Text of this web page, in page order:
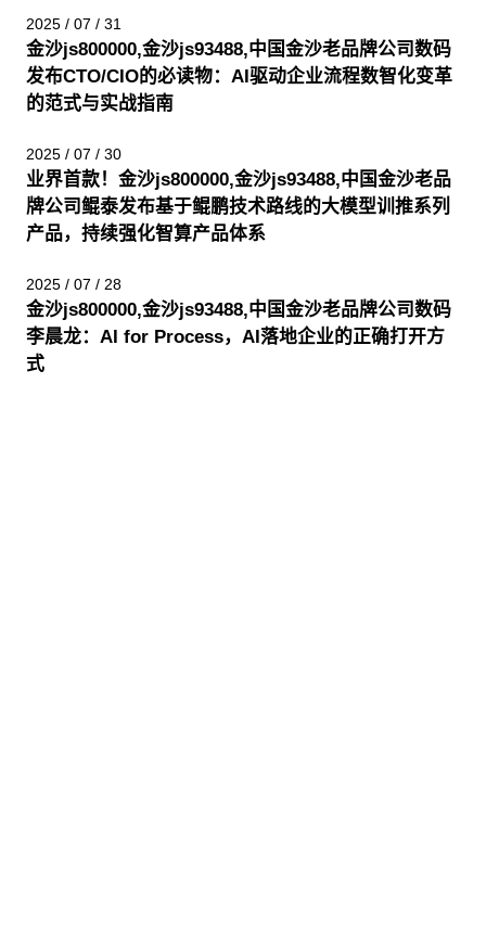
2025 / 07 / 31
金沙js800000,金沙js93488,中国金沙老品牌公司数码
发布CTO/CIO的必读物：AI驱动企业流程数智化变革
的范式与实战指南
2025 / 07 / 30
业界首款！金沙js800000,金沙js93488,中国金沙老品
牌公司鲲泰发布基于鲲鹏技术路线的大模型训推系列
产品，持续强化智算产品体系
2025 / 07 / 28
金沙js800000,金沙js93488,中国金沙老品牌公司数码
李晨龙：AI for Process，AI落地企业的正确打开方
式